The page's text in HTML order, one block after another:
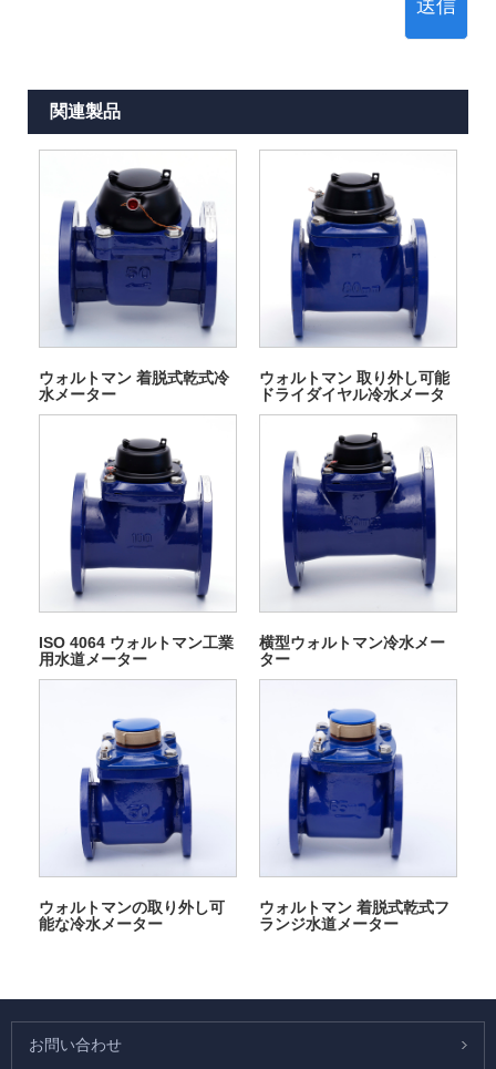
送信
関連製品
ウォルトマン 着脱式乾式冷
水メーター
ウォルトマン 取り外し可能
ドライダイヤル冷水メータ
ー
ISO 4064 ウォルトマン工業
用水道メーター
横型ウォルトマン冷水メー
ター
ウォルトマンの取り外し可
能な冷水メーター
ウォルトマン 着脱式乾式フ
ランジ水道メーター
お問い合わせ